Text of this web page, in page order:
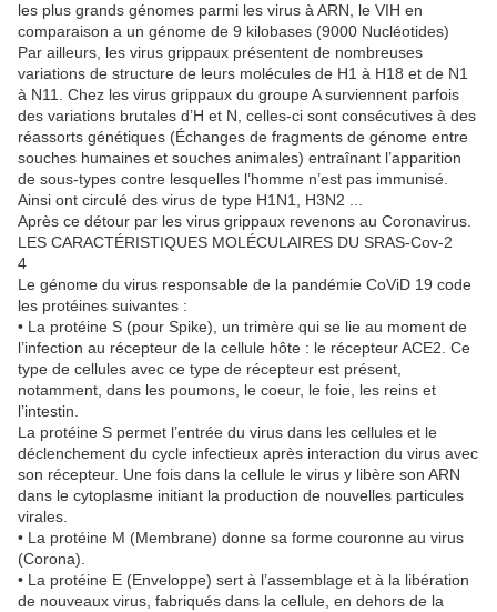
les plus grands génomes parmi les virus à ARN, le VIH en
comparaison a un génome de 9 kilobases (9000 Nucléotides)
Par ailleurs, les virus grippaux présentent de nombreuses
variations de structure de leurs molécules de H1 à H18 et de N1
à N11. Chez les virus grippaux du groupe A surviennent parfois
des variations brutales d’H et N, celles-ci sont consécutives à des
réassorts génétiques (Échanges de fragments de génome entre
souches humaines et souches animales) entraînant l’apparition
de sous-types contre lesquelles l’homme n’est pas immunisé.
Ainsi ont circulé des virus de type H1N1, H3N2 ...
Après ce détour par les virus grippaux revenons au Coronavirus.
LES CARACTÉRISTIQUES MOLÉCULAIRES DU SRAS-Cov-2
4
Le génome du virus responsable de la pandémie CoViD 19 code
les protéines suivantes :
• La protéine S (pour Spike), un trimère qui se lie au moment de
l’infection au récepteur de la cellule hôte : le récepteur ACE2. Ce
type de cellules avec ce type de récepteur est présent,
notamment, dans les poumons, le coeur, le foie, les reins et
l’intestin.
La protéine S permet l’entrée du virus dans les cellules et le
déclenchement du cycle infectieux après interaction du virus avec
son récepteur. Une fois dans la cellule le virus y libère son ARN
dans le cytoplasme initiant la production de nouvelles particules
virales.
• La protéine M (Membrane) donne sa forme couronne au virus
(Corona).
• La protéine E (Enveloppe) sert à l’assemblage et à la libération
de nouveaux virus, fabriqués dans la cellule, en dehors de la